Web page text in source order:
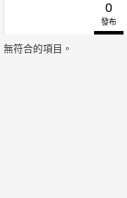
0
發布
無符合的項目。